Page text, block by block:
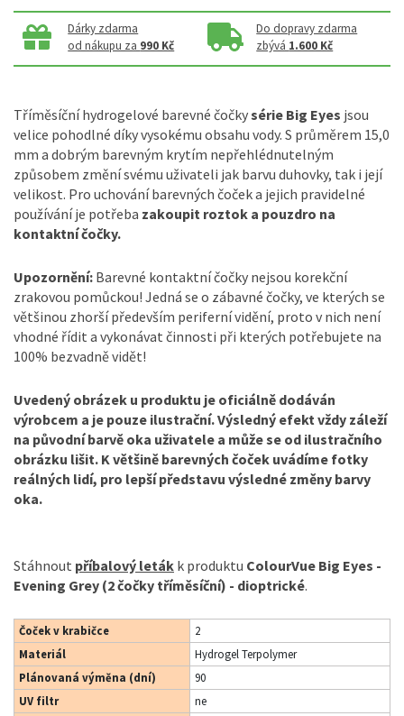
Dárky zdarma
od nákupu za 990 Kč
Do dopravy zdarma
zbývá 1.600 Kč
Tříměsíční hydrogelové barevné čočkysérie Big Eyes jsou
velice pohodlné díky vysokému obsahu vody. S průměrem 15,0
mm a dobrým barevným krytím nepřehlédnutelným
způsobem změní svému uživateli jak barvu duhovky, tak i její
velikost. Pro uchování barevných čoček a jejich pravidelné
používání je potřeba zakoupit roztok a pouzdro na
kontaktní čočky.
Upozornění: Barevné kontaktní čočky nejsou korekční
zrakovou pomůckou! Jedná se o zábavné čočky, ve kterých se
většinou zhorší především periferní vidění, proto v nich není
vhodné řídit a vykonávat činnosti při kterých potřebujete na
100% bezvadně vidět!
Uvedený obrázek u produktu je oficiálně dodáván
výrobcem a je pouze ilustrační. Výsledný efekt vždy záleží
na původní barvě oka uživatele a může se od ilustračního
obrázku lišit. K většině barevných čoček uvádíme fotky
reálných lidí, pro lepší představu výsledné změny barvy
oka.
Stáhnout příbalový leták k produktu ColourVue Big Eyes -
Evening Grey (2 čočky tříměsíční) - dioptrické.
Čoček v krabičce
2
Materiál
Hydrogel Terpolymer
Plánovaná výměna (dní)
90
UV filtr
ne